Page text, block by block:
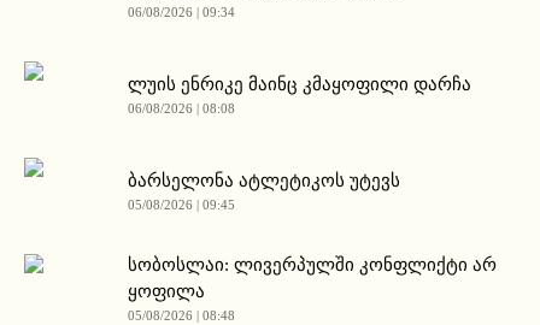
06/08/2026 | 09:34
ლუის ენრიკე მაინც კმაყოფილი დარჩა
06/08/2026 | 08:08
ბარსელონა ატლეტიკოს უტევს
05/08/2026 | 09:45
სობოსლაი: ლივერპულში კონფლიქტი არ
ყოფილა
05/08/2026 | 08:48